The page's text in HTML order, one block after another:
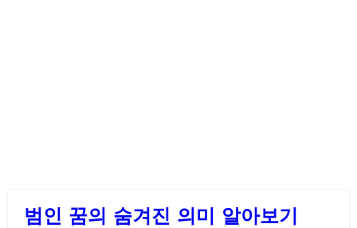
범인 꿈의 숨겨진 의미 알아보기